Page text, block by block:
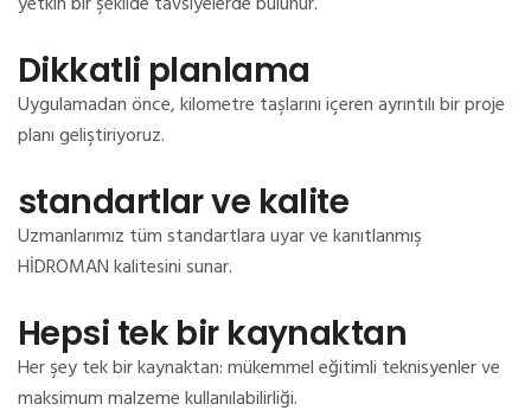
Dikkatli planlama
Uygulamadan önce, kilometre taşlarını içeren ayrıntılı bir proje
planı geliştiriyoruz.
standartlar ve kalite
Uzmanlarımız tüm standartlara uyar ve kanıtlanmış
HİDROMAN kalitesini sunar.
Hepsi tek bir kaynaktan
Her şey tek bir kaynaktan: mükemmel eğitimli teknisyenler ve
maksimum malzeme kullanılabilirliği.